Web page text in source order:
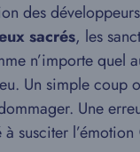
des
sacrés, les
n’importe quel
Un simple coup
Une
à susciter l’émotion